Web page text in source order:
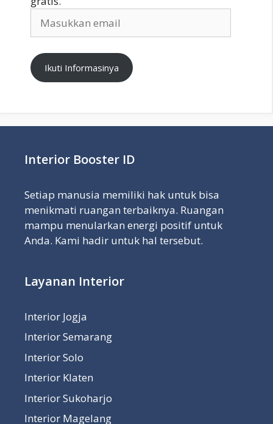
email
Ikuti Informasinya
Interior Booster ID
Setiap manusia memiliki hak untuk bisa
menikmati ruangan terbaiknya. Ruangan
mampu menularkan energi positif untuk
Anda. Kami hadir untuk hal tersebut.
Layanan Interior
Interior Jogja
Interior Semarang
Interior Solo
Interior Klaten
Interior Sukoharjo
Interior Magelang